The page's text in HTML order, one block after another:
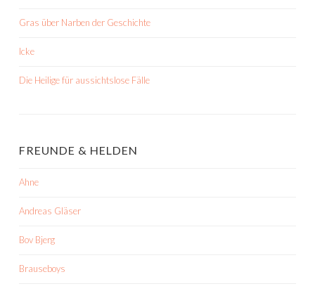
Gras über Narben der Geschichte
Icke
Die Heilige für aussichtslose Fälle
FREUNDE & HELDEN
Ahne
Andreas Gläser
Bov Bjerg
Brauseboys